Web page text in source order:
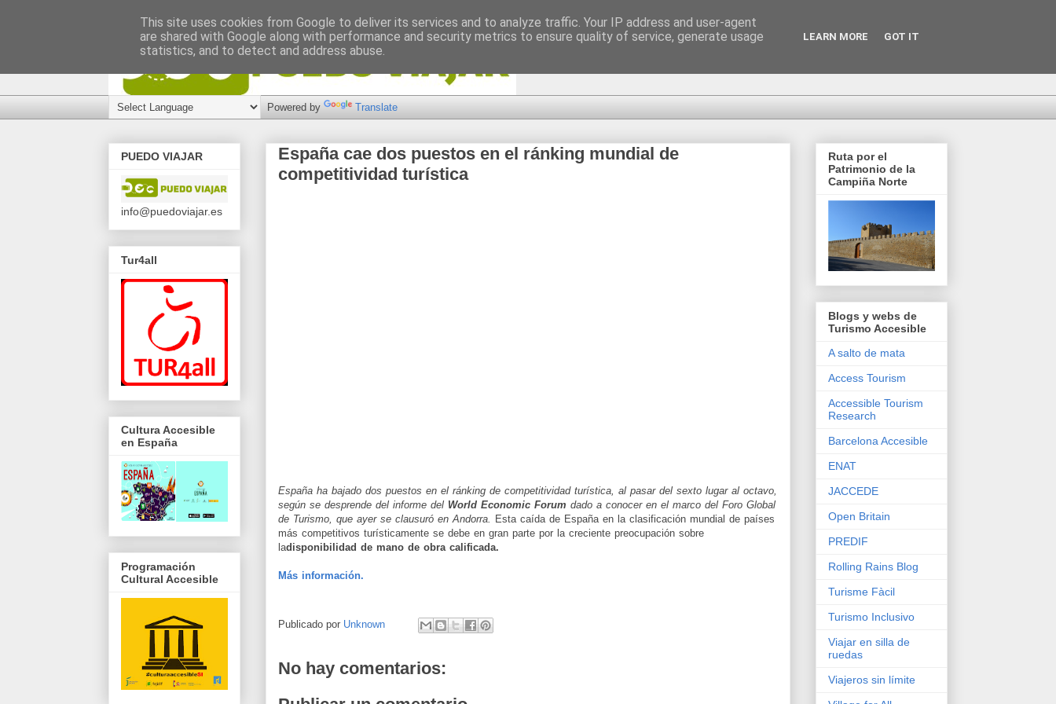
Powered by Translate
España cae dos puestos en el ránking mundial de
competitividad turística
España ha bajado dos puestos en el ránking de competitividad turística, al pasar del sexto lugar al octavo,
según se desprende del informe del World Economic Forum dado a conocer en el marco del Foro Global
de Turismo, que ayer se clausuró en Andorra. Esta caída de España en la clasificación mundial de países
más competitivos turísticamente se debe en gran parte por la creciente preocupación sobre
ladisponibilidad de mano de obra calificada.
Más información.
Publicado por Unknown
No hay comentarios:
PUEDO VIAJAR
info@puedoviajar.es
Tur4all
Cultura Accesible
en España
Programación
Cultural Accesible
Ruta por el
Patrimonio de la
Campiña Norte
Blogs y webs de
Turismo Accesible
A salto de mata
Access Tourism
Accessible Tourism
Research
Barcelona Accesible
ENAT
JACCEDE
Open Britain
PREDIF
Rolling Rains Blog
Turisme Fàcil
Turismo Inclusivo
Viajar en silla de
ruedas
Viajeros sin límite
This site uses cookies from Google to deliver its services and to analyze traffic. Your IP address and user-agent
are shared with Google along with performance and security metrics to ensure quality of service, generate usage
statistics, and to detect and address abuse.
LEARN MORE GOT IT